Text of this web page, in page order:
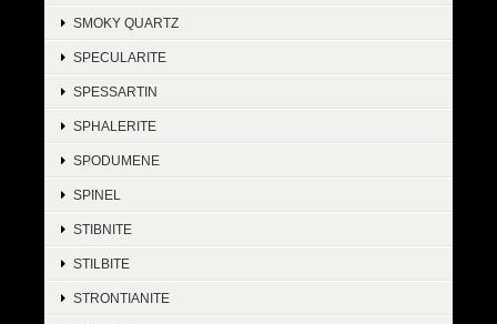
SMOKY QUARTZ
SPECULARITE
SPESSARTIN
SPHALERITE
SPODUMENE
SPINEL
STIBNITE
STILBITE
STRONTIANITE